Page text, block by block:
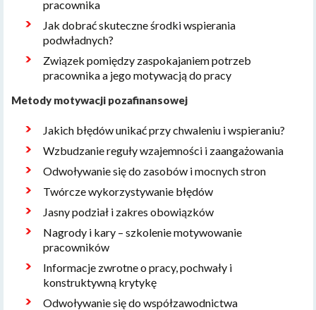
pracownika
Jak dobrać skuteczne środki wspierania
podwładnych?
Związek pomiędzy zaspokajaniem potrzeb
pracownika a jego motywacją do pracy
Metody motywacji pozafinansowej
Jakich błędów unikać przy chwaleniu i wspieraniu?
Wzbudzanie reguły wzajemności i zaangażowania
Odwoływanie się do zasobów i mocnych stron
Twórcze wykorzystywanie błędów
Jasny podział i zakres obowiązków
Nagrody i kary – szkolenie motywowanie
pracowników
Informacje zwrotne o pracy, pochwały i
konstruktywną krytykę
Odwoływanie się do współzawodnictwa